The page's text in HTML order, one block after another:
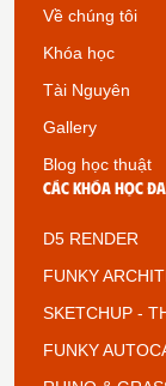
Về chúng tôi
Khóa học
Tài Nguyên
Gallery
Blog học thuật
Các khóa học
D5 RENDER
FUNKY
SKETCHUP -
FUNKY